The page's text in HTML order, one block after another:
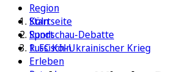
Region
Köln
Sport
1. FC Köln
Erleben
Startseite
Rundschau-Debatte
Russisch-Ukrainischer Krieg